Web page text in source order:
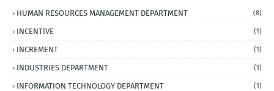
HUMAN RESOURCES MANAGEMENT DEPARTMENT (8)
INCENTIVE (1)
INCREMENT (1)
INDUSTRIES DEPARTMENT (1)
INFORMATION TECHNOLOGY DEPARTMENT (1)